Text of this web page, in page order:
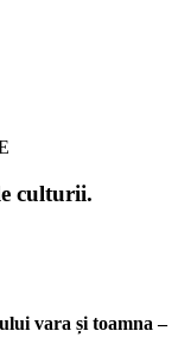
culturii.
vara și toamna –